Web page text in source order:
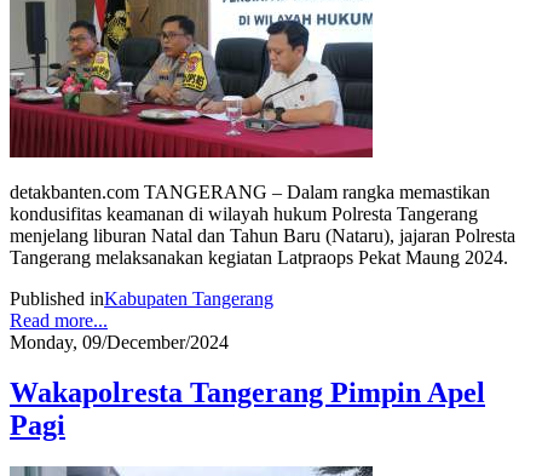
detakbanten.com TANGERANG – Dalam rangka memastikan
kondusifitas keamanan di wilayah hukum Polresta Tangerang
menjelang liburan Natal dan Tahun Baru (Nataru), jajaran Polresta
Tangerang melaksanakan kegiatan Latpraops Pekat Maung 2024.
Published inKabupaten Tangerang
Read more...
Monday, 09/December/2024
Wakapolresta Tangerang Pimpin Apel
Pagi